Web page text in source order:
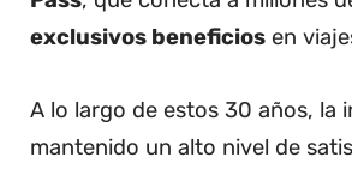
exclusivos beneficios en
A lo largo de estos 30 años, la
mantenido un alto nivel de